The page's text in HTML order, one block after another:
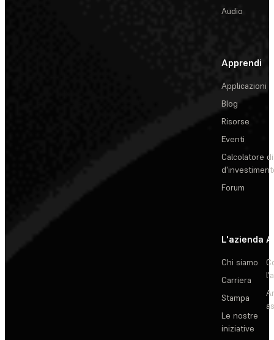
Audio
Apprendi
Applicazioni
Blog
Risorse
Eventi
Calcolatore
Forum
L'azienda
Chi siamo
Carriera
Stampa
Le nostre
iniziative